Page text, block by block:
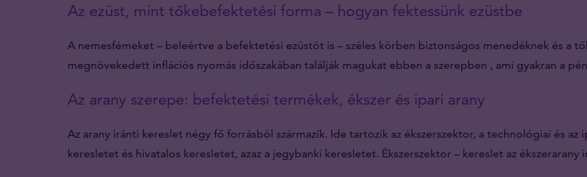
Az ezüst, mint tőkebefektetési forma – hogyan fektessünk ezüstbe
A nemesfémeket – beleértve a befektetési ezüstöt is – széles körben biztonságos menedéknek és a
megnövekedett inflációs nyomás időszakában találják magukat ebben a szerepben , ami gyakran a
Az arany szerepe: befektetési termékek, ékszer és ipari arany
Az arany iránti kereslet négy fő forrásból származik. Ide tartozik az ékszerszektor, a technológiai és
keresletet és hivatalos keresletet, azaz a jegybanki keresletet. Ékszerszektor – kereslet az